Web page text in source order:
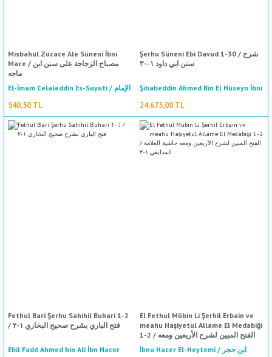
Misbahul Zücace Ale Süneni İbni
Mace / مصباح الزجاجة على سنن ابن
ماجه
El-İmam Celaleddin Es-Suyuti / الإمام
جلال الدين السيوطي
540,50 TL
Şerhu Süneni Ebi Davud 1-30 / شرح
سنن ابي داود ١-٣٠
Şihabeddin Ahmed Bin El Hüseyn İbni
Reslan El Ramli Eş Şafii / شهاب الدين
احمد بن الحسين ابن رسلان الرَّملي
24.675,00 TL
Fethul Bari Şerhu Sahihil Buhari 1-2
/ فتح الباري بشرح صحيح البخاري ١-٢
Ebil Fadıl Ahmed bin Ali İbn Hacer
El Fethul Mübin Li Şerhil Erbain ve
meahu Haşiyetul Allame El Medabiği
1-2 / الفتح المبين لشرح الأربعين ومعه
İbnu Hacer El-Heytemi / ابن حجر